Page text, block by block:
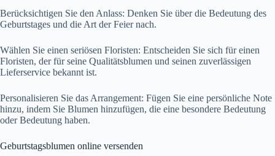
Berücksichtigen Sie den Anlass: Denken Sie über die Bedeutung des
Geburtstages und die Art der Feier nach.
Wählen Sie einen seriösen Floristen: Entscheiden Sie sich für einen
Floristen, der für seine Qualitätsblumen und seinen zuverlässigen
Lieferservice bekannt ist.
Personalisieren Sie das Arrangement: Fügen Sie eine persönliche Note
hinzu, indem Sie Blumen hinzufügen, die eine besondere Bedeutung
oder Bedeutung haben.
Geburtstagsblumen online versenden